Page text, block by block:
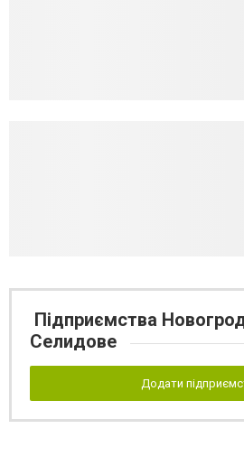
Підприємства
Селидове
Додати